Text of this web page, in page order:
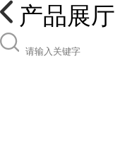
产品展厅